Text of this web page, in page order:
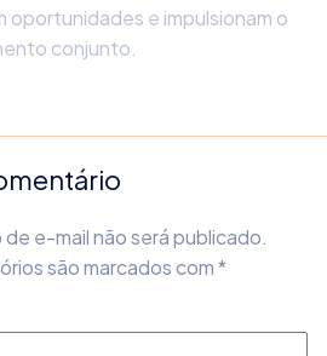
oportunidades e impulsionam o
conjunto.
e-mail não será publicado.
são marcados com*